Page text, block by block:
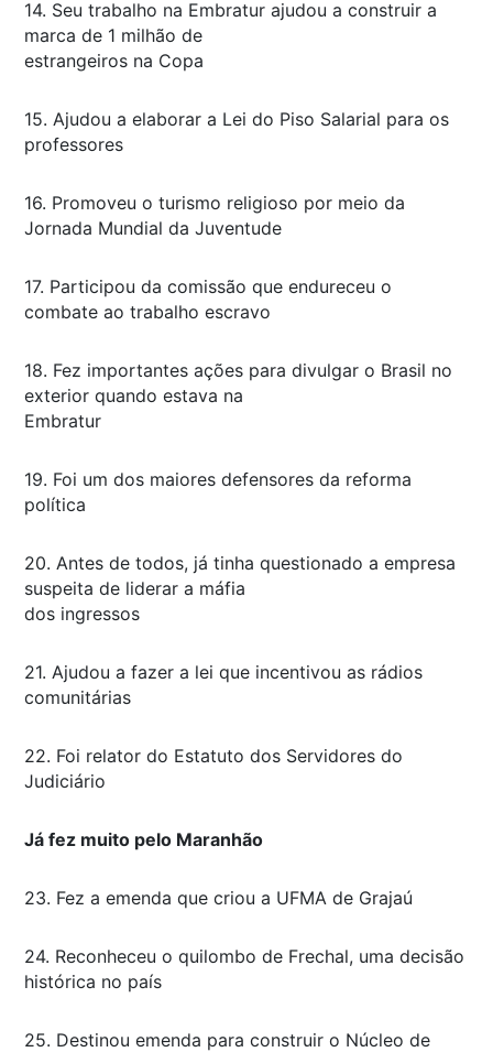
14. Seu trabalho na Embratur ajudou a construir a
marca de 1 milhão de
estrangeiros na Copa
15. Ajudou a elaborar a Lei do Piso Salarial para os
professores
16. Promoveu o turismo religioso por meio da
Jornada Mundial da Juventude
17. Participou da comissão que endureceu o
combate ao trabalho escravo
18. Fez importantes ações para divulgar o Brasil no
exterior quando estava na
Embratur
19. Foi um dos maiores defensores da reforma
política
20. Antes de todos, já tinha questionado a empresa
suspeita de liderar a máfia
dos ingressos
21. Ajudou a fazer a lei que incentivou as rádios
comunitárias
22. Foi relator do Estatuto dos Servidores do
Judiciário
Já fez muito pelo Maranhão
23. Fez a emenda que criou a UFMA de Grajaú
24. Reconheceu o quilombo de Frechal, uma decisão
histórica no país
25. Destinou emenda para construir o Núcleo de